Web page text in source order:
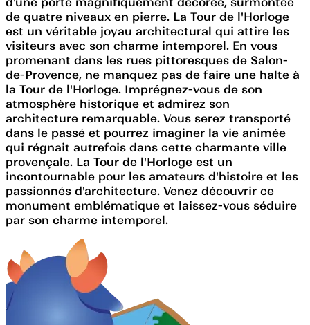
de quatre niveaux en pierre. La Tour de l'Horloge
est un véritable joyau architectural qui attire les
visiteurs avec son charme intemporel. En vous
promenant dans les rues pittoresques de Salon-
de-Provence, ne manquez pas de faire une halte à
la Tour de l'Horloge. Imprégnez-vous de son
atmosphère historique et admirez son
architecture remarquable. Vous serez transporté
dans le passé et pourrez imaginer la vie animée
qui régnait autrefois dans cette charmante ville
provençale. La Tour de l'Horloge est un
incontournable pour les amateurs d'histoire et les
passionnés d'architecture. Venez découvrir ce
monument emblématique et laissez-vous séduire
par son charme intemporel.